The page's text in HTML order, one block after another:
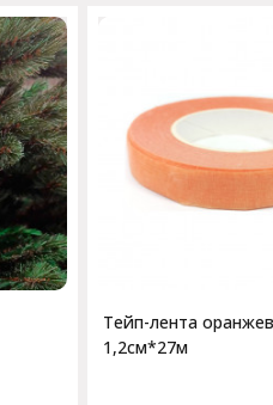
Тейп-лента
1,2см*27м